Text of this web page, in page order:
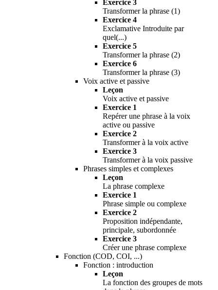
Exercice 3
Transformer la phrase (1)
Exercice 4
Exclamative Introduite par
quel(...)
Exercice 5
Transformer la phrase (2)
Exercice 6
Transformer la phrase (3)
Voix active et passive
Leçon
Voix active et passive
Exercice 1
Repérer une phrase à la voix
active ou passive
Exercice 2
Transformer à la voix active
Exercice 3
Transformer à la voix passive
Phrases simples et complexes
Leçon
La phrase complexe
Exercice 1
Phrase simple ou complexe
Exercice 2
Proposition indépendante,
principale, subordonnée
Exercice 3
Créer une phrase complexe
Fonction (COD, COI, ...)
Fonction : introduction
Leçon
La fonction des groupes de mots